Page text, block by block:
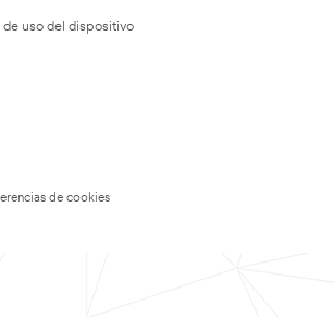
de uso del dispositivo
de cookies